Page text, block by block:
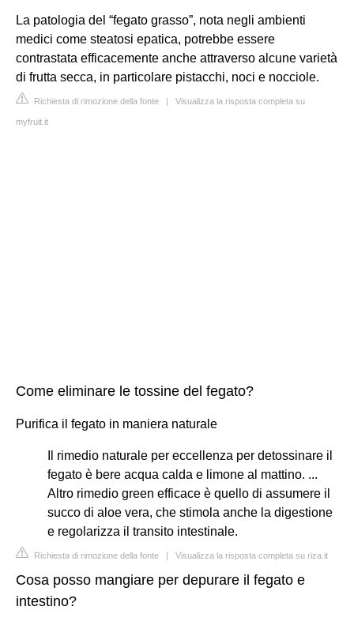
La patologia del “fegato grasso”, nota negli ambienti
medici come steatosi epatica, potrebbe essere
contrastata efficacemente anche attraverso alcune varietà
di frutta secca, in particolare pistacchi, noci e nocciole.
Richiesta di rimozione della fonte | Visualizza la risposta completa su
myfruit.it
Come eliminare le tossine del fegato?
Purifica il fegato in maniera naturale
Il rimedio naturale per eccellenza per detossinare il
fegato è bere acqua calda e limone al mattino. ...
Altro rimedio green efficace è quello di assumere il
succo di aloe vera, che stimola anche la digestione
e regolarizza il transito intestinale.
Richiesta di rimozione della fonte | Visualizza la risposta completa su riza.it
Cosa posso mangiare per depurare il fegato e
intestino?